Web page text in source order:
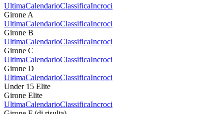
UltimaCalendarioClassificaIncroci
Girone A
UltimaCalendarioClassificaIncroci
Girone B
UltimaCalendarioClassificaIncroci
Girone C
UltimaCalendarioClassificaIncroci
Girone D
UltimaCalendarioClassificaIncroci
Under 15 Elite
Girone Elite
UltimaCalendarioClassificaIncroci